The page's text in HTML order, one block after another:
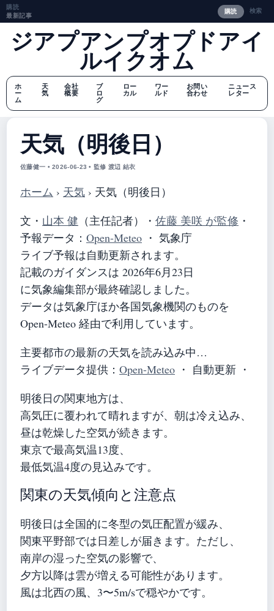
購読
最新記事
購読 検索
ジアプアンプオプドアイ
ルイクオム
ホ
ー
ム
天
気
会社
概要
ブ
ロ
グ
ロー
カル
ワー
ルド
お問い
合わせ
ニュース
レター
天気（明後日）
佐藤健一 • 2026-06-23 • 監修 渡辺 結衣
ホーム › 天気 › 天気（明後日）
文・ 山本 健 （主任記者） ・ 佐藤 美咲 が監修 ・
予報データ： Open-Meteo ・ 気象庁
ライブ予報は自動更新されます。
記載のガイダンスは 2026年6月23日
に気象編集部が最終確認しました。
データは気象庁ほか各国気象機関のものを
Open-Meteo 経由で利用しています。
主要都市の最新の天気を読み込み中…
ライブデータ提供： Open-Meteo ・ 自動更新 ・
明後日の関東地方は、
高気圧に覆われて晴れますが、朝は冷え込み、
昼は乾燥した空気が続きます。
東京で最高気温13度、
最低気温4度の見込みです。
関東の天気傾向と注意点
明後日は全国的に冬型の気圧配置が緩み、
関東平野部では日差しが届きます。ただし、
南岸の湿った空気の影響で、
夕方以降は雲が増える可能性があります。
風は北西の風、3〜5m/sで穏やかです。